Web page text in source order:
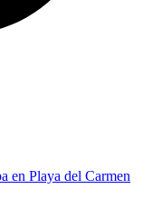
en Playa del Carmen